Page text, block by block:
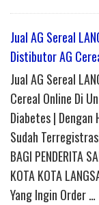
Jual AG Sereal
Distibutor AG
Jual AG Sereal
Cereal Online Di
Diabetes |
Sudah Terregistrasi
BAGI PENDERITA
KOTA KOTA
Yang Ingin Order …